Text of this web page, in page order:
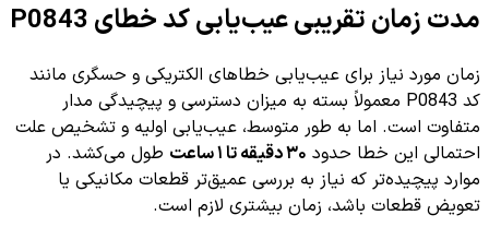
مدت زمان تقریبی عیب‌یابی کد خطای P0843
زمان مورد نیاز برای عیب‌یابی خطاهای الکتریکی و حسگری مانند
کد P0843 معمولاً بسته به میزان دسترسی و پیچیدگی مدار
متفاوت است. اما به طور متوسط، عیب‌یابی اولیه و تشخیص علت
احتمالی این خطا حدود ۳۰ دقیقه تا ۱ ساعت
طول می‌کشد. در
موارد پیچیده‌تر که نیاز به بررسی عمیق‌تر قطعات مکانیکی یا
تعویض قطعات باشد، زمان بیشتری لازم است.